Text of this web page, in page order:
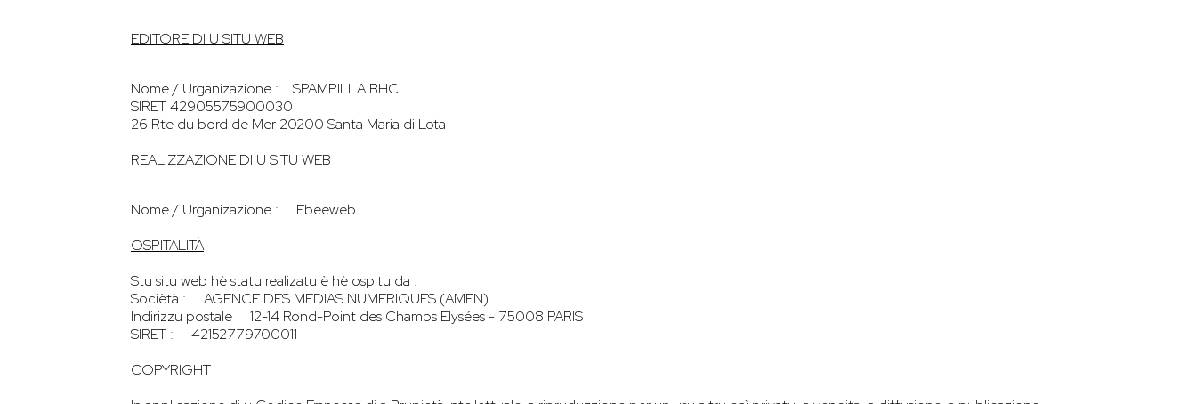
EDITORE DI U SITU WEB
Nome / Urganizazione : SPAMPILLA BHC
SIRET 42905575900030
26 Rte du bord de Mer 20200 Santa Maria di Lota
REALIZZAZIONE DI U SITU WEB
Nome / Urganizazione : Ebeeweb
OSPITALITÀ
Stu situ web hè statu realizatu è hè ospitu da :
Sociètà : AGENCE DES MEDIAS NUMERIQUES (AMEN)
Indirizzu postale 12-14 Rond-Point des Champs Elysées - 75008 PARIS
SIRET : 42152779700011
COPYRIGHT